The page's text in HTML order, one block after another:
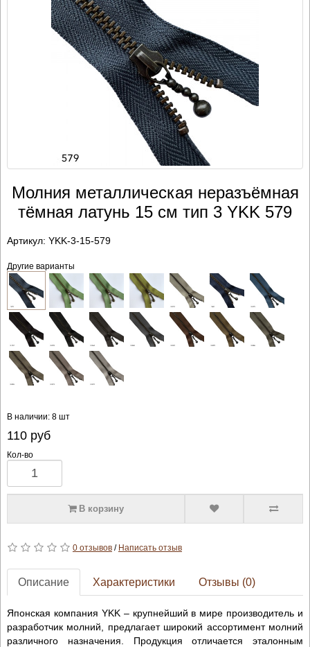
Молния металлическая неразъёмная
тёмная латунь 15 см тип 3 YKK 579
Артикул: YKK-3-15-579
Другие варианты
В наличии: 8 шт
110руб
Кол-во
В корзину
0 отзывов/ Написать отзыв
Описание Характеристики Отзывы (0)
Японская компания YKK – крупнейший в мире производитель и
разработчик молний, предлагает широкий ассортимент молний
различного назначения. Продукция отличается эталонным